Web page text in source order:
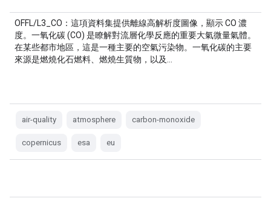
OFFL/L3_CO：這項資料集提供離線高解析度圖像，顯示 CO 濃
度。一氧化碳 (CO) 是瞭解對流層化學反應的重要大氣微量氣體。
在某些都市地區，這是一種主要的空氣污染物。一氧化碳的主要
來源是燃燒化石燃料、燃燒生質物，以及…
air-quality atmosphere carbon-monoxide
copernicus esa eu